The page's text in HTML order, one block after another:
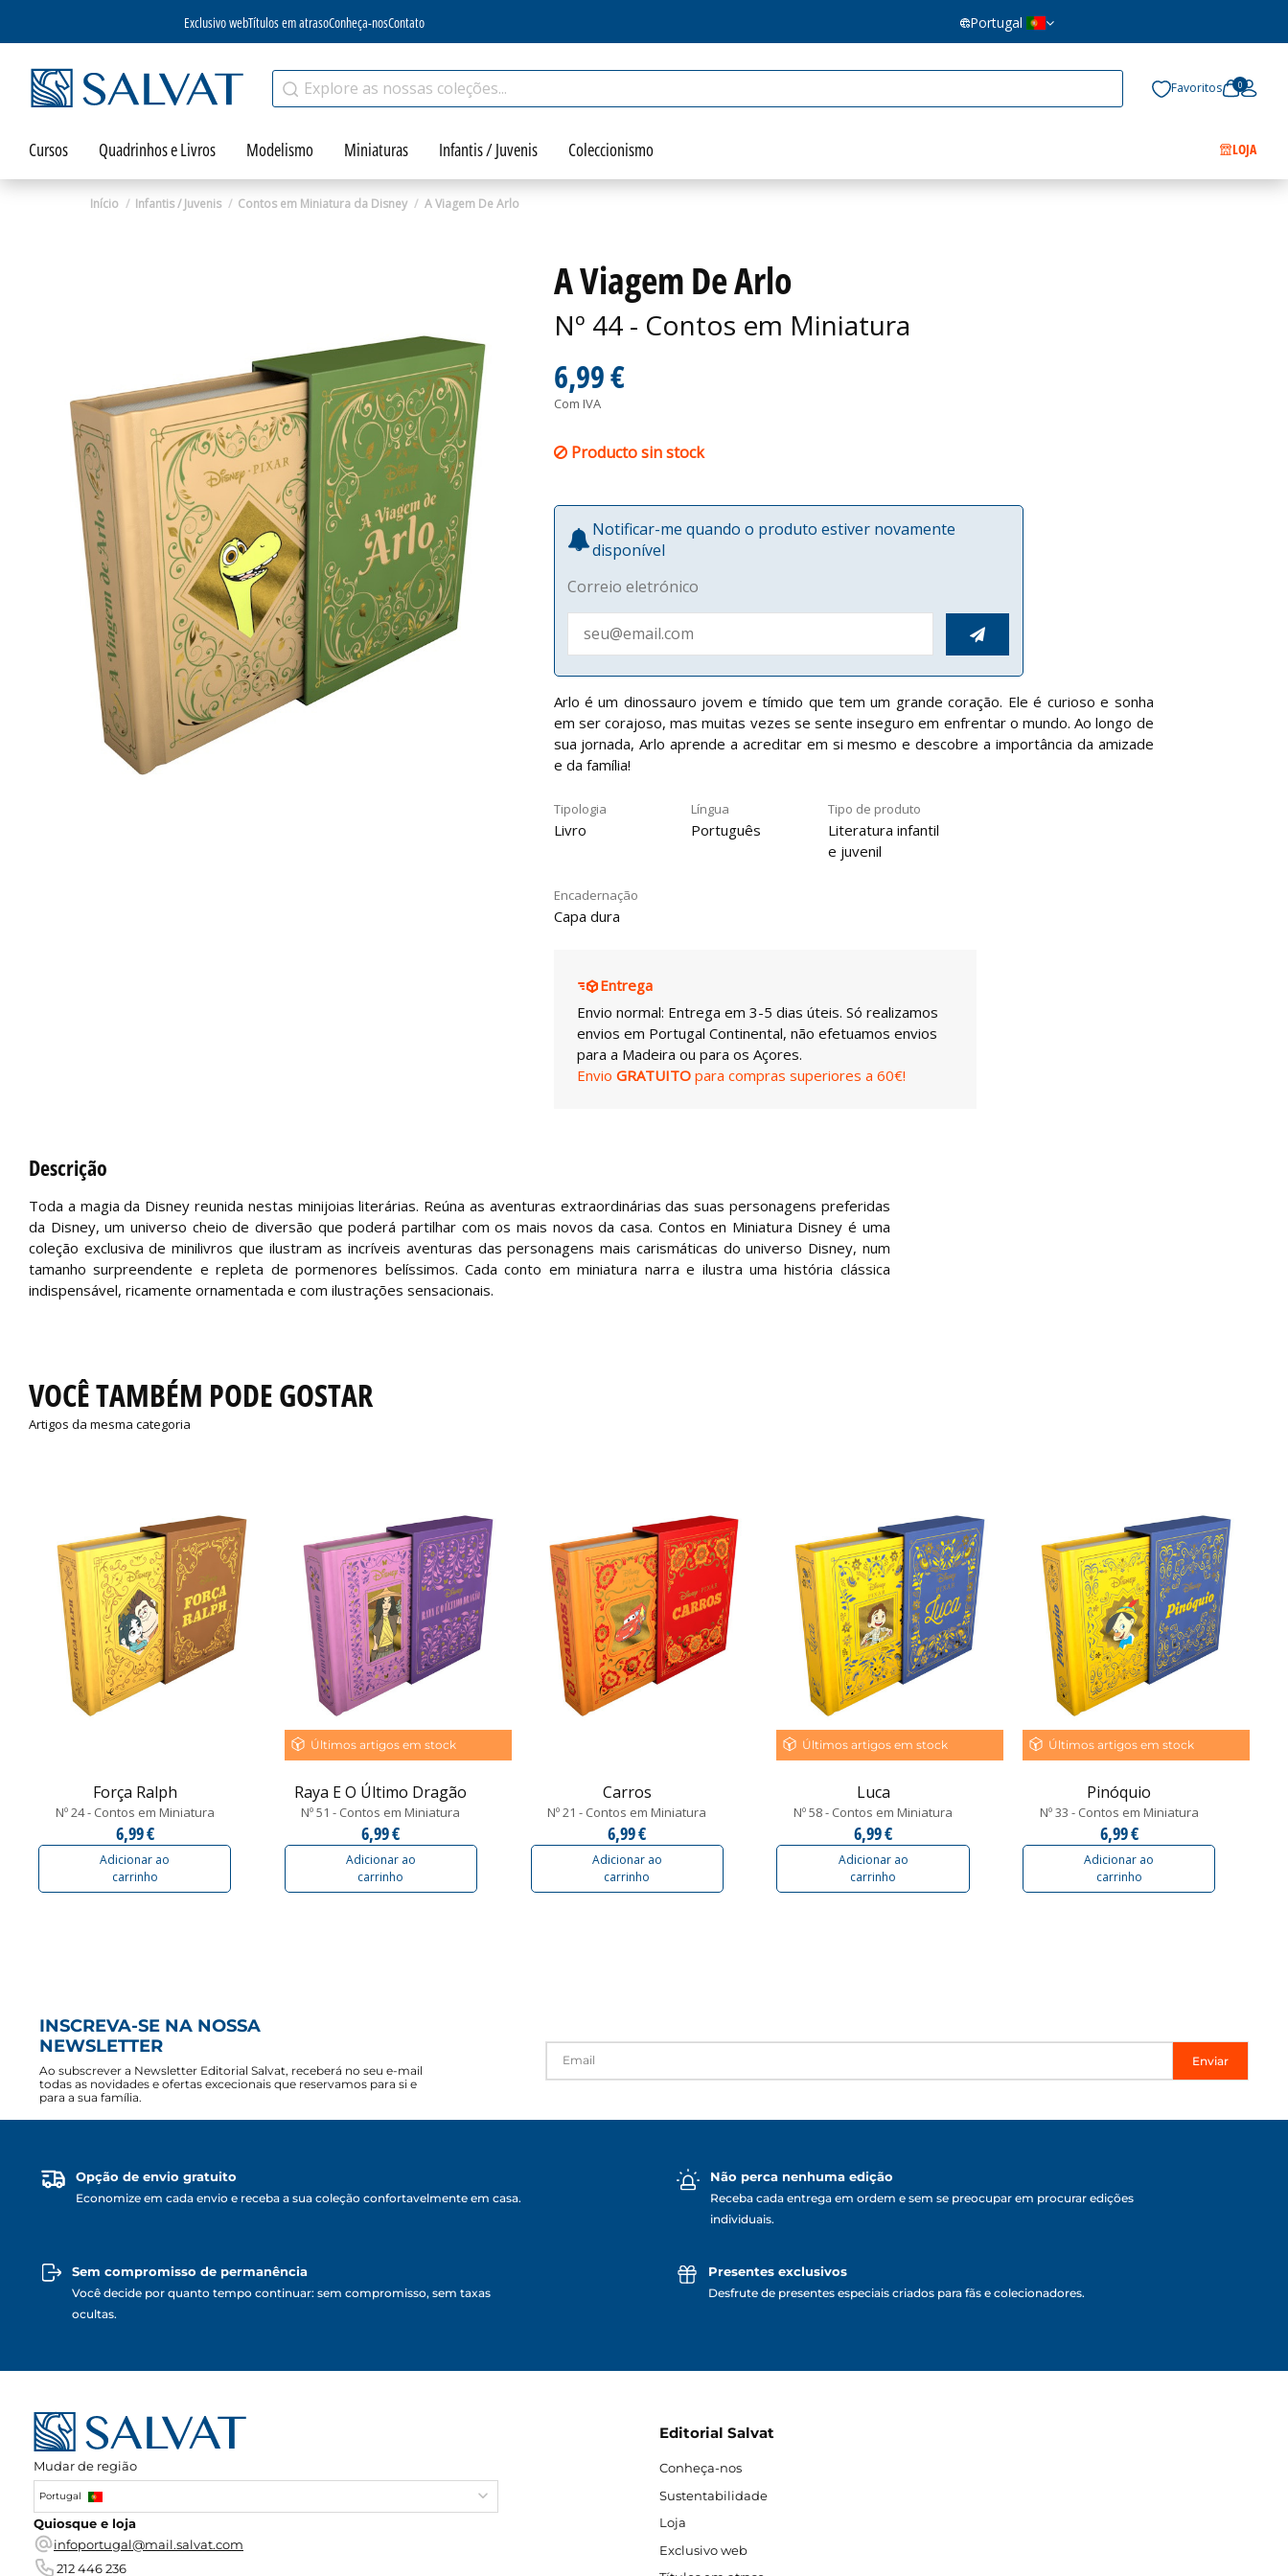
Exclusivo webTítulos em atrasoConheça-nosContato Portugal
Favoritos 0
Cursos Quadrinhos e Livros Modelismo Miniaturas Infantis / Juvenis Coleccionismo LOJA
Início Infantis / Juvenis Contos em Miniatura da Disney A Viagem De Arlo
A Viagem De Arlo
Nº 44 - Contos em Miniatura
6,99 €
Com IVA
Producto sin stock
Notificar-me quando o produto estiver novamente
disponível
Correio eletrónico

Arlo é um dinossauro jovem e tímido que tem um grande coração. Ele é curioso e sonha
em ser corajoso, mas muitas vezes se sente inseguro em enfrentar o mundo. Ao longo de
sua jornada, Arlo aprende a acreditar em si mesmo e descobre a importância da amizade
e da família!
Tipologia
Livro
Língua
Português
Tipo de produto
Literatura infantil
e juvenil
Encadernação
Capa dura
Entrega
Envio normal: Entrega em 3-5 dias úteis. Só realizamos
envios em Portugal Continental, não efetuamos envios
para a Madeira ou para os Açores.
Envio GRATUITOpara compras superiores a 60€!
Descrição
Toda a magia da Disney reunida nestas minijoias literárias. Reúna as aventuras extraordinárias das suas personagens preferidas
da Disney, um universo cheio de diversão que poderá partilhar com os mais novos da casa. Contos en Miniatura Disney é uma
coleção exclusiva de minilivros que ilustram as incríveis aventuras das personagens mais carismáticas do universo Disney, num
tamanho surpreendente e repleta de pormenores belíssimos. Cada conto em miniatura narra e ilustra uma história clássica
indispensável, ricamente ornamentada e com ilustrações sensacionais.
VOCÊ TAMBÉM PODE GOSTAR
Artigos da mesma categoria
Força Ralph
Nº 24 - Contos em Miniatura
6,99 €
Adicionar ao
carrinho
Últimos artigos em stock
Raya E O Último Dragão
Nº 51 - Contos em Miniatura
6,99 €
Adicionar ao
carrinho
Carros
Nº 21 - Contos em Miniatura
6,99 €
Adicionar ao
carrinho
Últimos artigos em stock
Luca
Nº 58 - Contos em Miniatura
6,99 €
Adicionar ao
carrinho
Últimos artigos em stock
Pinóquio
Nº 33 - Contos em Miniatura
6,99 €
Adicionar ao
carrinho
INSCREVA-SE NA NOSSA
NEWSLETTER
Ao subscrever a Newsletter Editorial Salvat, receberá no seu e-mail
todas as novidades e ofertas excecionais que reservamos para si e
para a sua família.
Enviar
Opção de envio gratuito
Economize em cada envio e receba a sua coleção confortavelmente em casa.
Não perca nenhuma edição
Receba cada entrega em ordem e sem se preocupar em procurar edições
individuais.
Sem compromisso de permanência
Você decide por quanto tempo continuar: sem compromisso, sem taxas
ocultas.
Presentes exclusivos
Desfrute de presentes especiais criados para fãs e colecionadores.
Mudar de região
Portugal
Quiosque e loja
infoportugal@mail.salvat.com
212 446 236
Editorial Salvat
Conheça-nos
Sustentabilidade
Loja
Exclusivo web